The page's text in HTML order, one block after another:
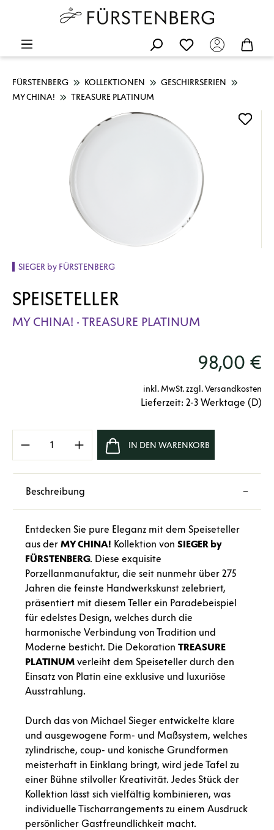
FÜRSTENBERG KOLLEKTIONEN
GESCHIRRSERIEN
MY CHINA!
TREASURE PLATINUM
Bildergalerie überspringen
SIEGER by FÜRSTENBERG
SPEISETELLER
MY CHINA! · TREASURE PLATINUM
98,00 €
inkl. MwSt. zzgl. Versandkosten
Lieferzeit: 2-3 Werktage (D)
Produkt Anzahl: Gib den gewünschten
IN DEN WARENKORB
Beschreibung
Entdecken Sie pure Eleganz mit dem Speiseteller
aus der MY CHINA! Kollektion von SIEGER by
FÜRSTENBERG. Diese exquisite
Porzellanmanufaktur, die seit nunmehr über 275
Jahren die feinste Handwerkskunst zelebriert,
präsentiert mit diesem Teller ein Paradebeispiel
für edelstes Design, welches durch die
harmonische Verbindung von Tradition und
Moderne besticht. Die Dekoration TREASURE
PLATINUM verleiht dem Speiseteller durch den
Einsatz von Platin eine exklusive und luxuriöse
Ausstrahlung.
Durch das von Michael Sieger entwickelte klare
und ausgewogene Form- und Maßsystem, welches
zylindrische, coup- und konische Grundformen
meisterhaft in Einklang bringt, wird jede Tafel zu
einer Bühne stilvoller Kreativität. Jedes Stück der
Kollektion lässt sich vielfältig kombinieren, was
individuelle Tischarrangements zu einem Ausdruck
persönlicher Gastfreundlichkeit macht.